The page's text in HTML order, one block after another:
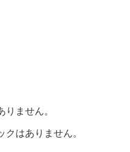
りません。
クはありません。